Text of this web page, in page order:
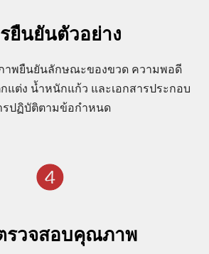
ยืนยันตัวอย่าง
าพยืนยันลักษณะของขวด ความพอดี
แต่ง น้ำหนักแก้ว และเอกสารประกอบ
รปฏิบัติตามข้อกำหนด
รวจสอบคุณภาพ